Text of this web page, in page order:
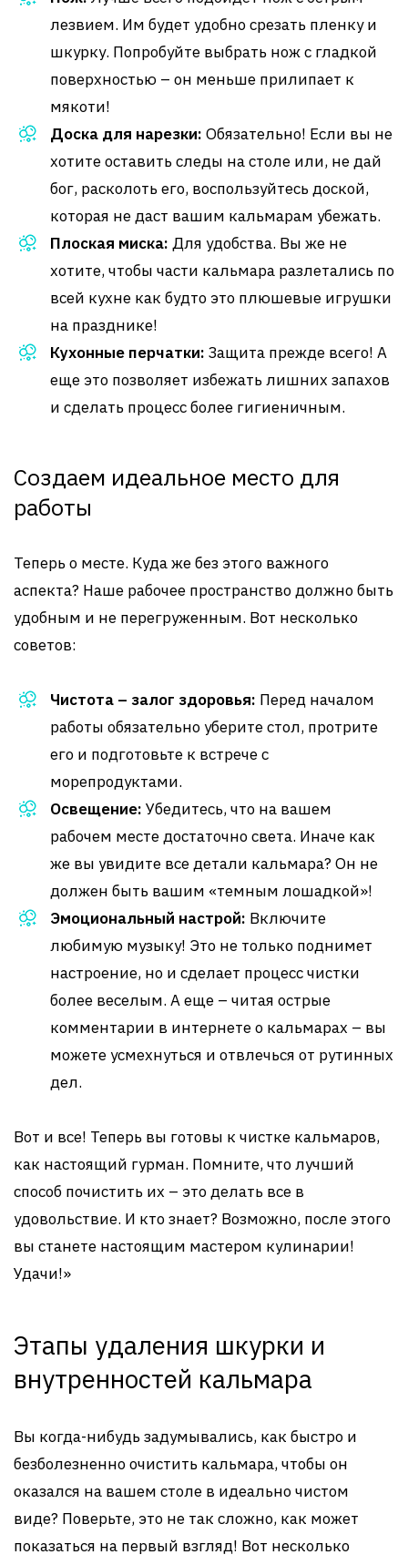
лезвием. Им будет удобно срезать пленку и
шкурку. Попробуйте выбрать нож с гладкой
поверхностью – он меньше прилипает к
мякоти!
Доска для нарезки: Обязательно! Если вы не
хотите оставить следы на столе или, не дай
бог, расколоть его, воспользуйтесь доской,
которая не даст вашим кальмарам убежать.
Плоская миска: Для удобства. Вы же не
хотите, чтобы части кальмара разлетались по
всей кухне как будто это плюшевые игрушки
на празднике!
Кухонные перчатки: Защита прежде всего! А
еще это позволяет избежать лишних запахов
и сделать процесс более гигиеничным.
Создаем идеальное место для
работы
Теперь о месте. Куда же без этого важного
аспекта? Наше рабочее пространство должно быть
удобным и не перегруженным. Вот несколько
советов:
Чистота – залог здоровья: Перед началом
работы обязательно уберите стол, протрите
его и подготовьте к встрече с
морепродуктами.
Освещение: Убедитесь, что на вашем
рабочем месте достаточно света. Иначе как
же вы увидите все детали кальмара? Он не
должен быть вашим «темным лошадкой»!
Эмоциональный настрой: Включите
любимую музыку! Это не только поднимет
настроение, но и сделает процесс чистки
более веселым. А еще – читая острые
комментарии в интернете о кальмарах – вы
можете усмехнуться и отвлечься от рутинных
дел.
Вот и все! Теперь вы готовы к чистке кальмаров,
как настоящий гурман. Помните, что лучший
способ почистить их – это делать все в
удовольствие. И кто знает? Возможно, после этого
вы станете настоящим мастером кулинарии!
Удачи!»
Этапы удаления шкурки и
внутренностей кальмара
Вы когда-нибудь задумывались, как быстро и
безболезненно очистить кальмара, чтобы он
оказался на вашем столе в идеально чистом
виде? Поверьте, это не так сложно, как может
показаться на первый взгляд! Вот несколько